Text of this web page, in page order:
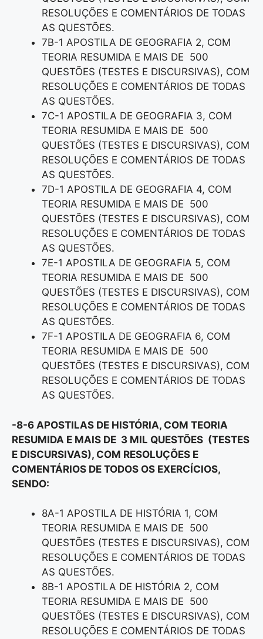
RESOLUÇÕES E COMENTÁRIOS DE TODAS
AS QUESTÕES.
7B-1 APOSTILA DE GEOGRAFIA 2, COM
TEORIA RESUMIDA E MAIS DE 500
QUESTÕES (TESTES E DISCURSIVAS), COM
RESOLUÇÕES E COMENTÁRIOS DE TODAS
AS QUESTÕES.
7C-1 APOSTILA DE GEOGRAFIA 3, COM
TEORIA RESUMIDA E MAIS DE 500
QUESTÕES (TESTES E DISCURSIVAS), COM
RESOLUÇÕES E COMENTÁRIOS DE TODAS
AS QUESTÕES.
7D-1 APOSTILA DE GEOGRAFIA 4, COM
TEORIA RESUMIDA E MAIS DE 500
QUESTÕES (TESTES E DISCURSIVAS), COM
RESOLUÇÕES E COMENTÁRIOS DE TODAS
AS QUESTÕES.
7E-1 APOSTILA DE GEOGRAFIA 5, COM
TEORIA RESUMIDA E MAIS DE 500
QUESTÕES (TESTES E DISCURSIVAS), COM
RESOLUÇÕES E COMENTÁRIOS DE TODAS
AS QUESTÕES.
7F-1 APOSTILA DE GEOGRAFIA 6, COM
TEORIA RESUMIDA E MAIS DE 500
QUESTÕES (TESTES E DISCURSIVAS), COM
RESOLUÇÕES E COMENTÁRIOS DE TODAS
AS QUESTÕES.
-8-6 APOSTILAS DE HISTÓRIA, COM TEORIA
RESUMIDA E MAIS DE 3 MIL QUESTÕES (TESTES
E DISCURSIVAS), COM RESOLUÇÕES E
COMENTÁRIOS DE TODOS OS EXERCÍCIOS,
SENDO:
8A-1 APOSTILA DE HISTÓRIA 1, COM
TEORIA RESUMIDA E MAIS DE 500
QUESTÕES (TESTES E DISCURSIVAS), COM
RESOLUÇÕES E COMENTÁRIOS DE TODAS
AS QUESTÕES.
8B-1 APOSTILA DE HISTÓRIA 2, COM
TEORIA RESUMIDA E MAIS DE 500
QUESTÕES (TESTES E DISCURSIVAS), COM
RESOLUÇÕES E COMENTÁRIOS DE TODAS